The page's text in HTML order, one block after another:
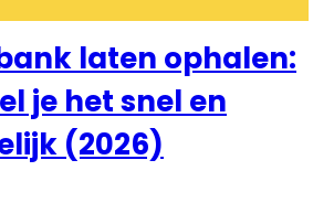
laten ophalen:
je het snel en
(2026)